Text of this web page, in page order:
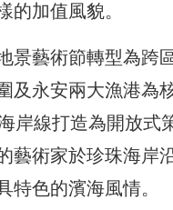
的加值風貌。
景藝術節轉型為跨
及永安兩大漁港為
岸線打造為開放式
藝術家於珍珠海岸
特色的濱海風情。